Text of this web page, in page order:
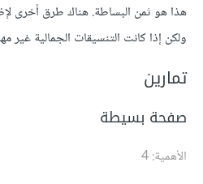
هذا هو ثمن البساطة. هناك طرق أخرى
ولكن إذا كانت التنسيقات الجمالية غير
تمارين
صفحة بسيطة
الأهمية: 4